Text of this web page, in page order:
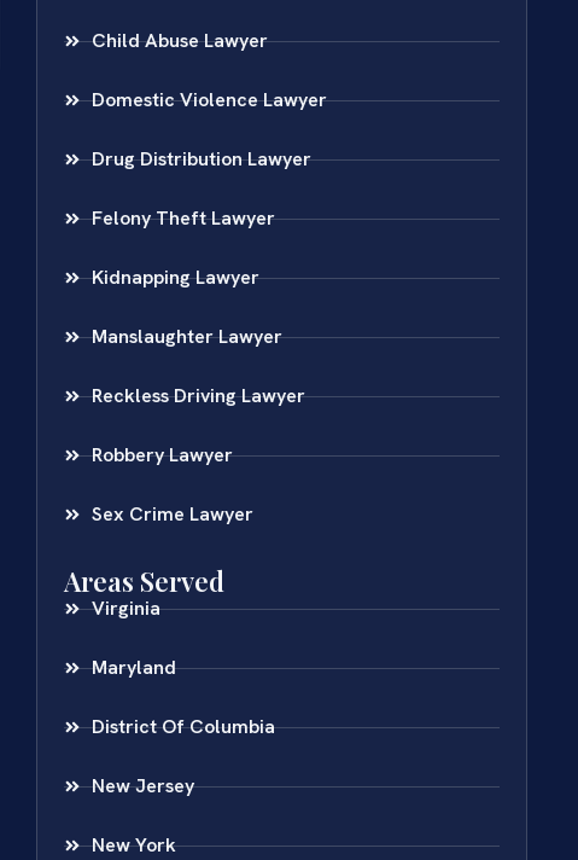
Child Abuse Lawyer
Domestic Violence Lawyer
Drug Distribution Lawyer
Felony Theft Lawyer
Kidnapping Lawyer
Manslaughter Lawyer
Reckless Driving Lawyer
Robbery Lawyer
Sex Crime Lawyer
Areas Served
Virginia
Maryland
District Of Columbia
New Jersey
New York